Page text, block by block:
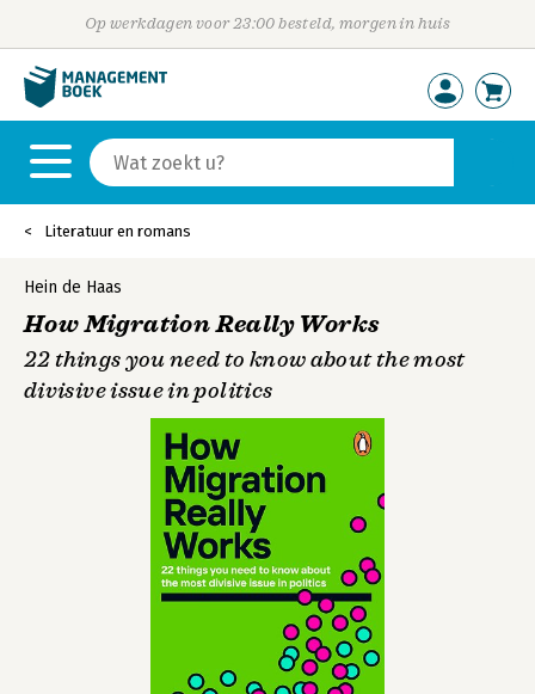
Op werkdagen voor 23:00 besteld, morgen in huis
Literatuur en romans
Hein de Haas
How Migration Really Works
22 things you need to know about the most
divisive issue in politics